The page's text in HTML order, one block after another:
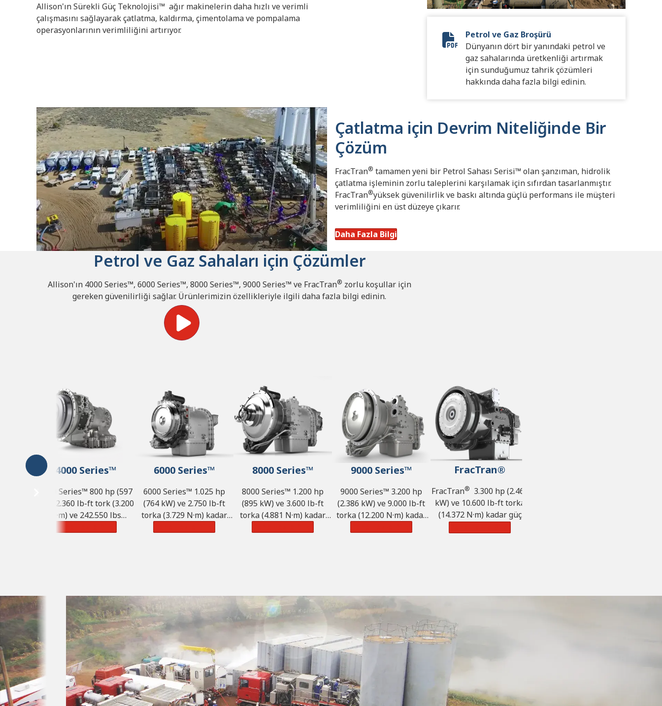
Allison'ın Sürekli Güç Teknolojisi™ ağır makinelerin daha hızlı ve verimli
çalışmasını sağlayarak çatlatma, kaldırma, çimentolama ve pompalama
operasyonlarının verimliliğini artırıyor.
12627-001 - July 2023 FracTran Brochure
Petrol ve Gaz Broşürü
Dünyanın dört bir yanındaki petrol ve
gaz sahalarında üretkenliği artırmak
için sunduğumuz tahrik çözümleri
hakkında daha fazla bilgi edinin.
Çatlatma için Devrim Niteliğinde Bir
Çözüm
FracTran® tamamen yeni bir Petrol Sahası Serisi™ olan şanzıman, hidrolik
çatlatma işleminin zorlu taleplerini karşılamak için sıfırdan tasarlanmıştır.
FracTran®yüksek güvenilirlik ve baskı altında güçlü performans ile müşteri
verimliliğini en üst düzeye çıkarır.
Daha Fazla Bilgi
Petrol ve Gaz Sahaları için Çözümler
Allison'ın 4000 Series™, 6000 Series™, 8000 Series™, 9000 Series™ ve FracTran® zorlu koşullar için
gereken güvenilirliği sağlar. Ürünlerimizin özellikleriyle ilgili daha fazla bilgi edinin.
4000 Series™
4000 Series™ 800 hp (597
kW), 2.360 lb-ft tork (3.200
N·m) ve 242.550 lbs
6000 Series™
6000 Series™ 1.025 hp
(764 kW) ve 2.750 lb-ft
torka (3.729 N·m) kadar
8000 Series™
8000 Series™ 1.200 hp
(895 kW) ve 3.600 lb-ft
torka (4.881 N·m) kadar
9000 Series™
9000 Series™ 3.200 hp
(2.386 kW) ve 9.000 lb-ft
torka (12.200 N·m) kadar
FracTran®
FracTran® 3.300 hp (2.460
kW) ve 10.600 lb-ft torka
(14.372 N·m) kadar güç